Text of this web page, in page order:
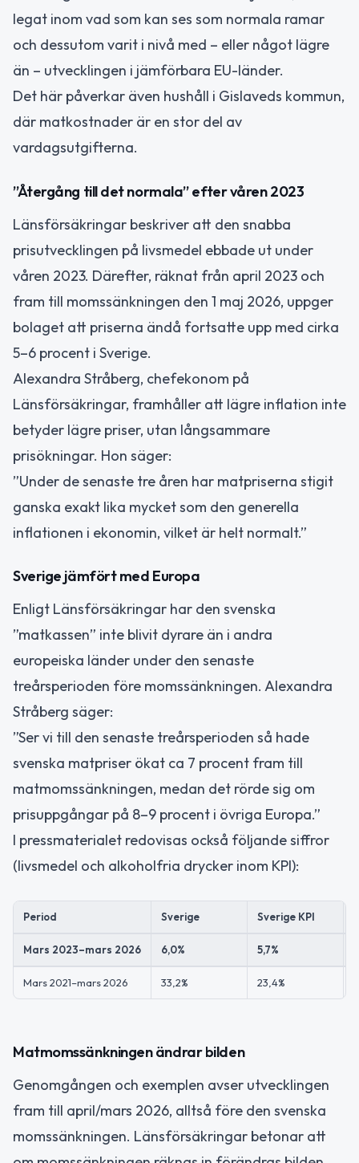
legat inom vad som kan ses som normala ramar
och dessutom varit i nivå med – eller något lägre
än – utvecklingen i jämförbara EU-länder.
Det här påverkar även hushåll i Gislaveds kommun,
där matkostnader är en stor del av
vardagsutgifterna.
”Återgång till det normala” efter våren 2023
Länsförsäkringar beskriver att den snabba
prisutvecklingen på livsmedel ebbade ut under
våren 2023. Därefter, räknat från april 2023 och
fram till momssänkningen den 1 maj 2026, uppger
bolaget att priserna ändå fortsatte upp med cirka
5–6 procent i Sverige.
Alexandra Stråberg, chefekonom på
Länsförsäkringar, framhåller att lägre inflation inte
betyder lägre priser, utan långsammare
prisökningar. Hon säger:
”Under de senaste tre åren har matpriserna stigit
ganska exakt lika mycket som den generella
inflationen i ekonomin, vilket är helt normalt.”
Sverige jämfört med Europa
Enligt Länsförsäkringar har den svenska
”matkassen” inte blivit dyrare än i andra
europeiska länder under den senaste
treårsperioden före momssänkningen. Alexandra
Stråberg säger:
”Ser vi till den senaste treårsperioden så hade
svenska matpriser ökat ca 7 procent fram till
matmomssänkningen, medan det rörde sig om
prisuppgångar på 8–9 procent i övriga Europa.”
I pressmaterialet redovisas också följande siffror
(livsmedel och alkoholfria drycker inom KPI):
Period Sverige Sverige KPI
Mars 2023–mars 2026 6,0% 5,7%
Mars 2021–mars 2026 33,2% 23,4%
Matmomssänkningen ändrar bilden
Genomgången och exemplen avser utvecklingen
fram till april/mars 2026, alltså före den svenska
momssänkningen. Länsförsäkringar betonar att